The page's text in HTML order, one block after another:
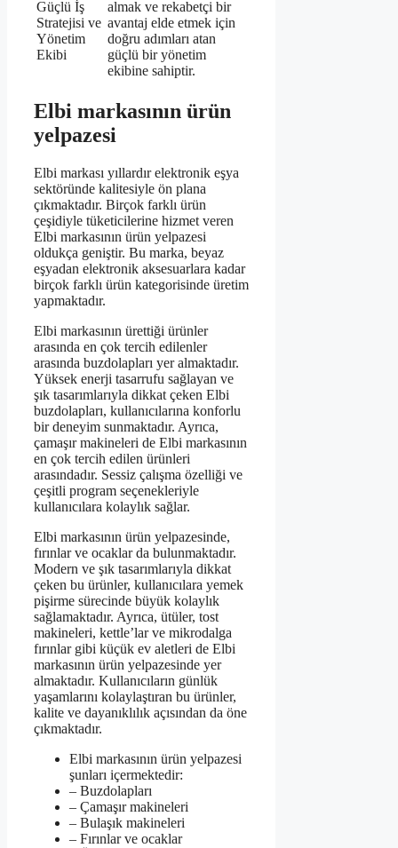
Güçlü İş
Stratejisi ve
Yönetim
Ekibi
almak ve rekabetçi bir
avantaj elde etmek için
doğru adımları atan
güçlü bir yönetim
ekibine sahiptir.
Elbi markasının ürün
yelpazesi
Elbi markası yıllardır elektronik eşya
sektöründe kalitesiyle ön plana
çıkmaktadır. Birçok farklı ürün
çeşidiyle tüketicilerine hizmet veren
Elbi markasının ürün yelpazesi
oldukça geniştir. Bu marka, beyaz
eşyadan elektronik aksesuarlara kadar
birçok farklı ürün kategorisinde üretim
yapmaktadır.
Elbi markasının ürettiği ürünler
arasında en çok tercih edilenler
arasında buzdolapları yer almaktadır.
Yüksek enerji tasarrufu sağlayan ve
şık tasarımlarıyla dikkat çeken Elbi
buzdolapları, kullanıcılarına konforlu
bir deneyim sunmaktadır. Ayrıca,
çamaşır makineleri de Elbi markasının
en çok tercih edilen ürünleri
arasındadır. Sessiz çalışma özelliği ve
çeşitli program seçenekleriyle
kullanıcılara kolaylık sağlar.
Elbi markasının ürün yelpazesinde,
fırınlar ve ocaklar da bulunmaktadır.
Modern ve şık tasarımlarıyla dikkat
çeken bu ürünler, kullanıcılara yemek
pişirme sürecinde büyük kolaylık
sağlamaktadır. Ayrıca, ütüler, tost
makineleri, kettle’lar ve mikrodalga
fırınlar gibi küçük ev aletleri de Elbi
markasının ürün yelpazesinde yer
almaktadır. Kullanıcıların günlük
yaşamlarını kolaylaştıran bu ürünler,
kalite ve dayanıklılık açısından da öne
çıkmaktadır.
Elbi markasının ürün yelpazesi
şunları içermektedir:
– Buzdolapları
– Çamaşır makineleri
– Bulaşık makineleri
– Fırınlar ve ocaklar